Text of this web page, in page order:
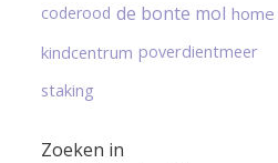
coderood de bonte mol home
kindcentrum poverdientmeer
staking
Zoeken in